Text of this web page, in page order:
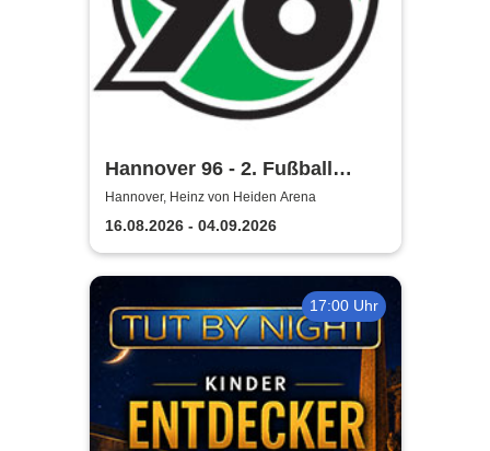
Hannover 96 - 2. Fußball
Bundesliga Saison 2026/27
Hannover, Heinz von Heiden Arena
16.08.2026 - 04.09.2026
17:00 Uhr